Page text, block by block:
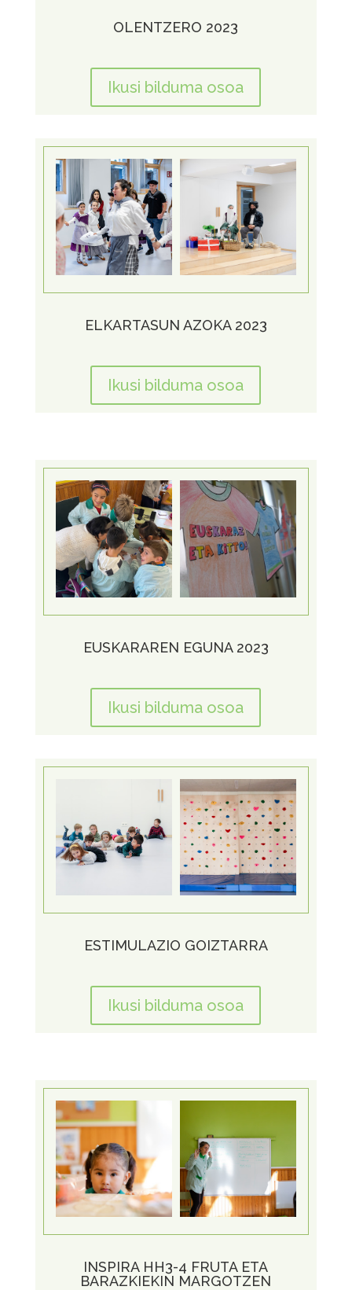
OLENTZERO 2023
Ikusi bilduma osoa
ELKARTASUN AZOKA 2023
Ikusi bilduma osoa
EUSKARAREN EGUNA 2023
Ikusi bilduma osoa
ESTIMULAZIO GOIZTARRA
Ikusi bilduma osoa
INSPIRA HH3-4 FRUTA ETA
BARAZKIEKIN MARGOTZEN